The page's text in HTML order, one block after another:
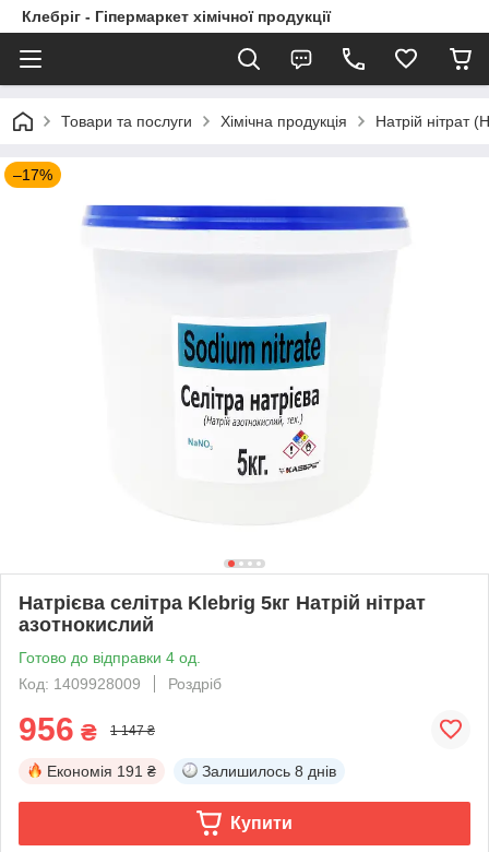
Клебріг - Гіпермаркет хімічної продукції
Товари та послуги Хімічна продукція Натрій нітрат
–17%
Натрієва селітра Klebrig 5кг Натрій нітрат
азотнокислий
Готово до відправки 4 од.
Код: 1409928009
Роздріб
956 ₴ 1 147 ₴
Економія 191 ₴ Залишилось 8 днів
Купити